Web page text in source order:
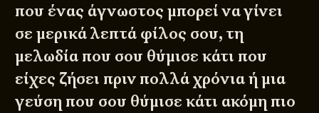
που ένας άγνωστος μπορεί να γίνει
σε μερικά λεπτά φίλος σου, τη
μελωδία που σου θύμισε κάτι που
είχες ζήσει πριν πολλά χρόνια ή μια
γεύση που σου θύμισε κάτι ακόμη πιο